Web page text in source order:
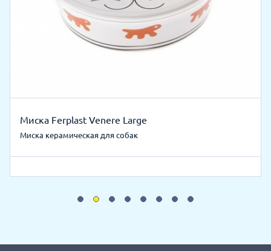
Миска Ferplast Venere Large
Миска керамическая для собак